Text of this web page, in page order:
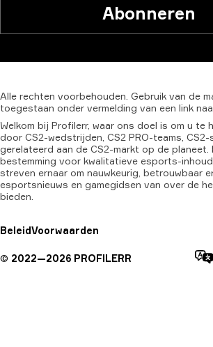
Abonneren
Alle rechten voorbehouden. Gebruik van de
toegestaan onder vermelding van een link
Welkom bij Profilerr, waar ons doel is om u te
door CS2-wedstrijden, CS2 PRO-teams,
gerelateerd aan de CS2-markt op de planeet.
bestemming voor kwalitatieve esports-
streven ernaar om nauwkeurig, betrouwbaar
esportsnieuws en gamegidsen van over de
bieden.
BeleidVoorwaarden
© 2022—2026 PROFILERR